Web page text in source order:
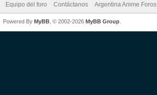
Equipo del foro Contáctanos Argentina Anime Foros
Powered By MyBB , © 2002-2026 MyBB Group